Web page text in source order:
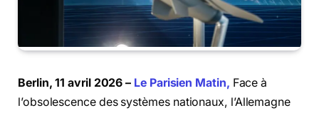
Berlin, 11 avril 2026 – Le Parisien Matin, Face à
l’obsolescence des systèmes nationaux, l’Allemagne